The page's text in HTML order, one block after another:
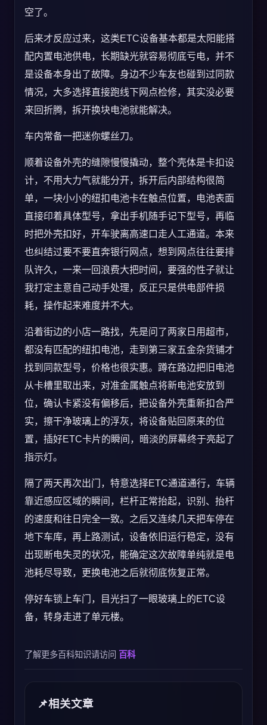
空了。
后来才反应过来，这类ETC设备基本都是太阳能搭
配内置电池供电，长期缺光就容易彻底亏电，并不
是设备本身出了故障。身边不少车友也碰到过同款
情况，大多选择直接跑线下网点检修，其实没必要
来回折腾，拆开换块电池就能解决。
车内常备一把迷你螺丝刀。
顺着设备外壳的缝隙慢慢撬动，整个壳体是卡扣设
计，不用大力气就能分开，拆开后内部结构很简
单，一块小小的纽扣电池卡在触点位置，电池表面
直接印着具体型号，拿出手机随手记下型号，再临
时把外壳扣好，开车驶离高速口走人工通道。本来
也纠结过要不要直奔银行网点，想到网点往往要排
队许久，一来一回浪费大把时间，要强的性子就让
我打定主意自己动手处理，反正只是供电部件损
耗，操作起来难度并不大。
沿着街边的小店一路找，先是问了两家日用超市，
都没有匹配的纽扣电池，走到第三家五金杂货铺才
找到同款型号，价格也很实惠。蹲在路边把旧电池
从卡槽里取出来，对准金属触点将新电池安放到
位，确认卡紧没有偏移后，把设备外壳重新扣合严
实，擦干净玻璃上的浮灰，将设备贴回原来的位
置，插好ETC卡片的瞬间，暗淡的屏幕终于亮起了
指示灯。
隔了两天再次出门，特意选择ETC通道通行，车辆
靠近感应区域的瞬间，栏杆正常抬起，识别、抬杆
的速度和往日完全一致。之后又连续几天把车停在
地下车库，再上路测试，设备依旧运行稳定，没有
出现断电失灵的状况，能确定这次故障单纯就是电
池耗尽导致，更换电池之后就彻底恢复正常。
停好车锁上车门，目光扫了一眼玻璃上的ETC设
备，转身走进了单元楼。
了解更多百科知识请访问 百科
相关文章